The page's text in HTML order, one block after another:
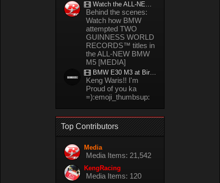
Watch the ALL-NEW BMW M5 refuel mid-drift to take TWO GUINNESS WORLD RECORDS™ titles
Behind the scenes:
Watch how BMW
attempted TWO
GUINNESS WORLD
RECORDS™ titles in
the ALL-NEW BMW
M5 [MEDIA]
BMW E30 M3 at Bira circuit Thailand in 02/2008
Keng Waris!! I'm
Proud of you ka
=):emoji_thumbsup:
Top Contributors
Media
Media Items: 21,542
KengRacing
Media Items: 120